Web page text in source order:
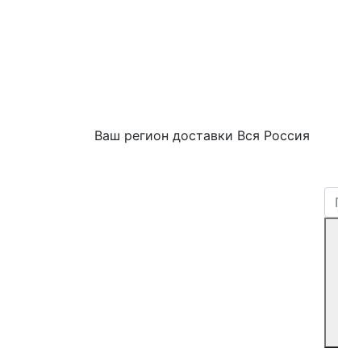
Ваш регион доставки Вся Россия